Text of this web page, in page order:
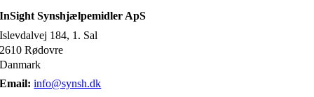
InSight Synshjælpemidler ApS
Islevdalvej 184, 1. Sal
2610 Rødovre
Danmark
Email: info@synsh.dk